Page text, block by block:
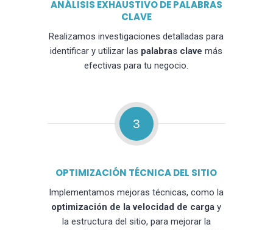
ANÁLISIS EXHAUSTIVO DE PALABRAS
CLAVE
Realizamos investigaciones detalladas para
identificar y utilizar las palabras clave más
efectivas para tu negocio.
3
OPTIMIZACIÓN TÉCNICA DEL SITIO
Implementamos mejoras técnicas, como la
optimización de la velocidad de carga y
la estructura del sitio, para mejorar la